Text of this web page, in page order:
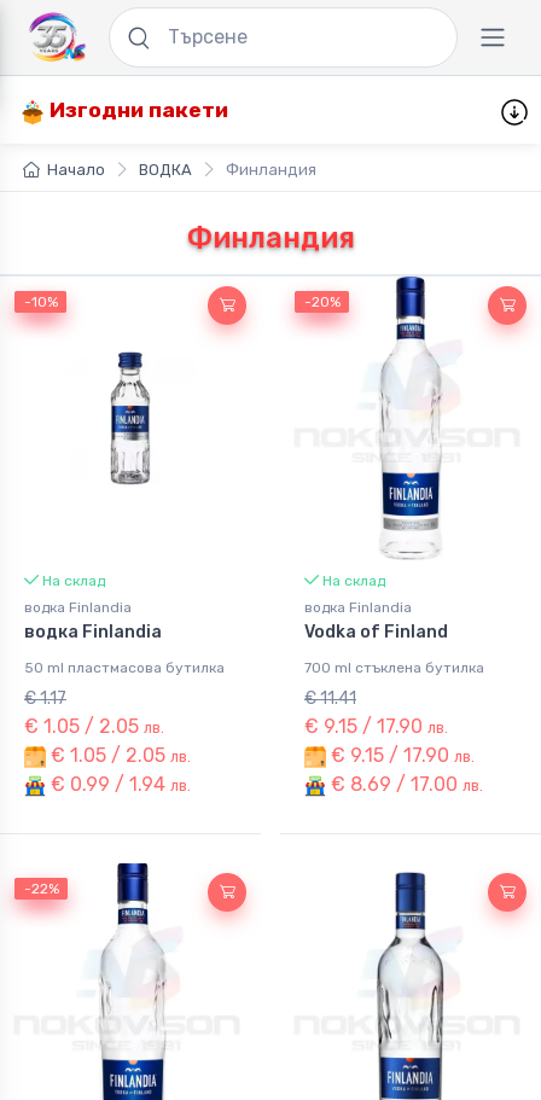
Изгодни пакети
Начало ВОДКА Финландия
Финландия
-10%
-10%
На склад
водка Finlandia
водка Finlandia
50 ml пластмасова бутилка
€ 1.17
€ 1.05 / 2.05 лв.
€ 1.05 / 2.05 лв.
€ 0.99 / 1.94 лв.
-20%
-20%
На склад
водка Finlandia
Vodka of Finland
700 ml стъклена бутилка
€ 11.41
€ 9.15 / 17.90 лв.
€ 9.15 / 17.90 лв.
€ 8.69 / 17.00 лв.
-22%
-22%